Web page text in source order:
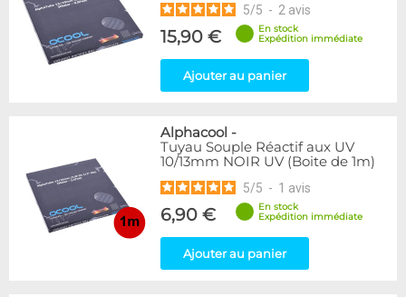
5/5 - 2 avis
15,90 €
En stock
Expédition immédiate
Ajouter au panier
Alphacool -
Tuyau Souple Réactif aux UV
10/13mm NOIR UV (Boite de 1m)
5/5 - 1 avis
6,90 €
En stock
Expédition immédiate
Ajouter au panier